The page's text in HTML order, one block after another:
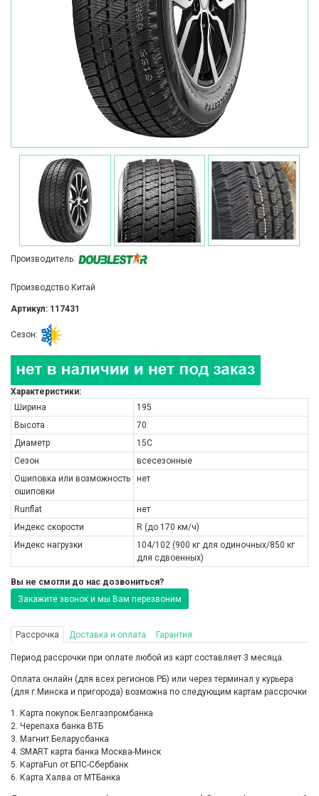
Производитель:
Производство Китай
Артикул: 117431
Сезон:
Характеристики:
Ширина
195
Высота
70
Диаметр
15C
Сезон
всесезонные
Ошиповка или возможность
ошиповки
нет
Runflat
нет
Индекс скорости
R (до 170 км/ч)
Индекс нагрузки
104/102 (900 кг для одиночных/850 кг
для сдвоенных)
Вы не смогли до нас дозвониться?
Закажите звонок и мы Вам перезвоним
Рассрочка Доставка и оплата Гарантия
Период рассрочки при оплате любой из карт составляет 3 месяца.
Оплата онлайн (для всех регионов РБ) или через терминал у курьера
(для г.Минска и пригорода) возможна по следующим картам рассрочки
1. Карта покупок Белгазпромбанка
2. Черепаха банка ВТБ
3. Магнит Беларусбанка
4. SMART карта банка Москва-Минск
5. КартаFun от БПС-Сбербанк
6. Карта Халва от МТБанка